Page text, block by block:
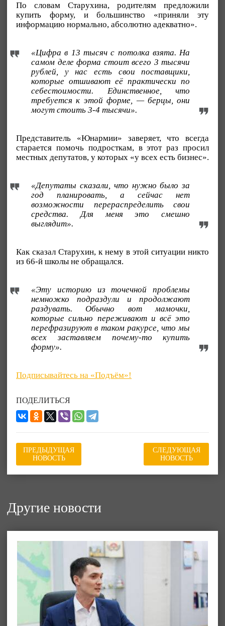
По словам Старухина, родителям предложили
купить форму, и большинство «приняли эту
информацию нормально, абсолютно адекватно».
«Цифра в 13 тысяч с потолка взята. На
самом деле форма стоит всего 3 тысячи
рублей, у нас есть свои поставщики,
которые отшивают её практически по
себестоимости. Единственное, что
требуется к этой форме, — берцы, они
могут стоить 3-4 тысячи».
Представитель «Юнармии» заверяет, что всегда
старается помочь подросткам, в этот раз просил
местных депутатов, у которых «у всех есть бизнес».
«Депутаты сказали, что нужно было за
год планировать, а сейчас нет
возможности перераспределить свои
средства. Для меня это смешно
выглядит».
Как сказал Старухин, к нему в этой ситуации никто
из 66-й школы не обращался.
«Эту историю из точечной проблемы
немножко подраздули и продолжают
раздувать. Обычно вот мамочки,
которые сильно переживают и всё это
перефразируют в таком ракурсе, что мы
всех заставляем почему-то купить
форму».
Подписывайтесь на «Подъём»!
ПОДЕЛИТЬСЯ
ПРЕДЫДУЩАЯ
НОВОСТЬ
СЛЕДУЮЩАЯ
НОВОСТЬ
Другие новости